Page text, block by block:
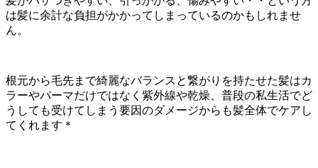
は髪に余計な負担がかかってしまっているのかもしれませ
ん。
根元から毛先まで綺麗なバランスと繋がりを持たせた髪はカ
ラーやパーマだけではなく紫外線や乾燥、普段の私生活でど
うしても受けてしまう要因のダメージからも髪全体でケアし
てくれます＊